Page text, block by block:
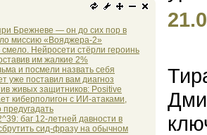
Брежневе — он до сих пор в
миссию «Вояджера-2»
Нейросети стёрли героинь
им жалкие 2%
и посмели назвать себя
уже поставил вам диагноз
живых защитников: Positive
киберполигон с ИИ-атаками,
баг 12-летней давности в
сид-фразу на обычном